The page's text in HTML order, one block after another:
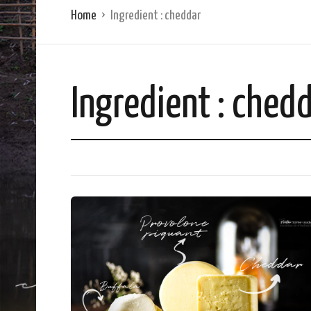
Home Ingredient : cheddar
Ingredient :